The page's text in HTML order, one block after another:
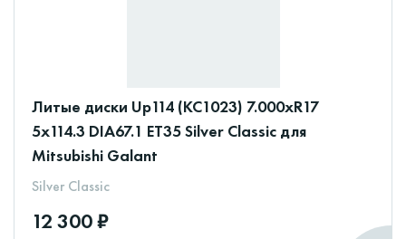
Литые диски Up114 (КС1023) 7.000xR17
5x114.3 DIA67.1 ET35 Silver Classic для
Mitsubishi Galant
Silver Classic
12 300 ₽